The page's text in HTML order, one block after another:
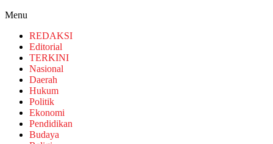
Menu
REDAKSI
Editorial
TERKINI
Nasional
Daerah
Hukum
Politik
Ekonomi
Pendidikan
Budaya